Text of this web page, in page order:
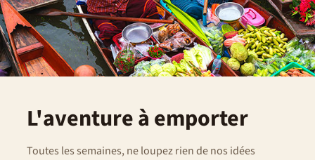
L'aventure à emporter
Toutes les semaines, ne loupez rien de nos idées